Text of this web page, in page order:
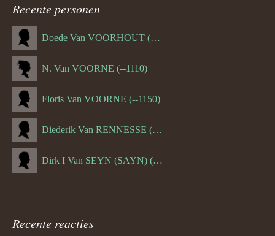
Recente personen
Doede Van VOORHOUT (Van FORNEHOLT) (--1101)
N. Van VOORNE (--1110)
Floris Van VOORNE (--1150)
Diederik Van RENNESSE (--1144)
Dirk I Van SEYN (SAYN) (--1120)
Recente reacties